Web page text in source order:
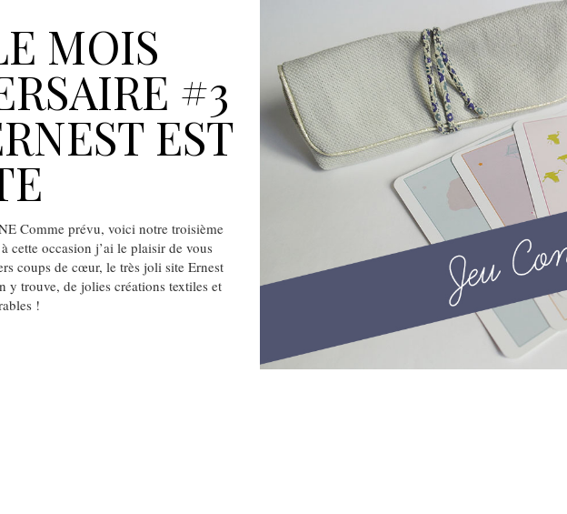
MOIS
#3
EST
Comme prévu, voici notre troisième
cette occasion j’ai le plaisir de vous
coups de cœur, le très joli site Ernest
y trouve, de jolies créations textiles et
!